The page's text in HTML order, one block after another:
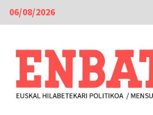
Skip
to
content
06/08/2026